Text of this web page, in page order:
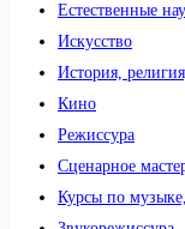
Естественные
Искусство
История,
Кино
Режиссура
Сценарное
Курсы по